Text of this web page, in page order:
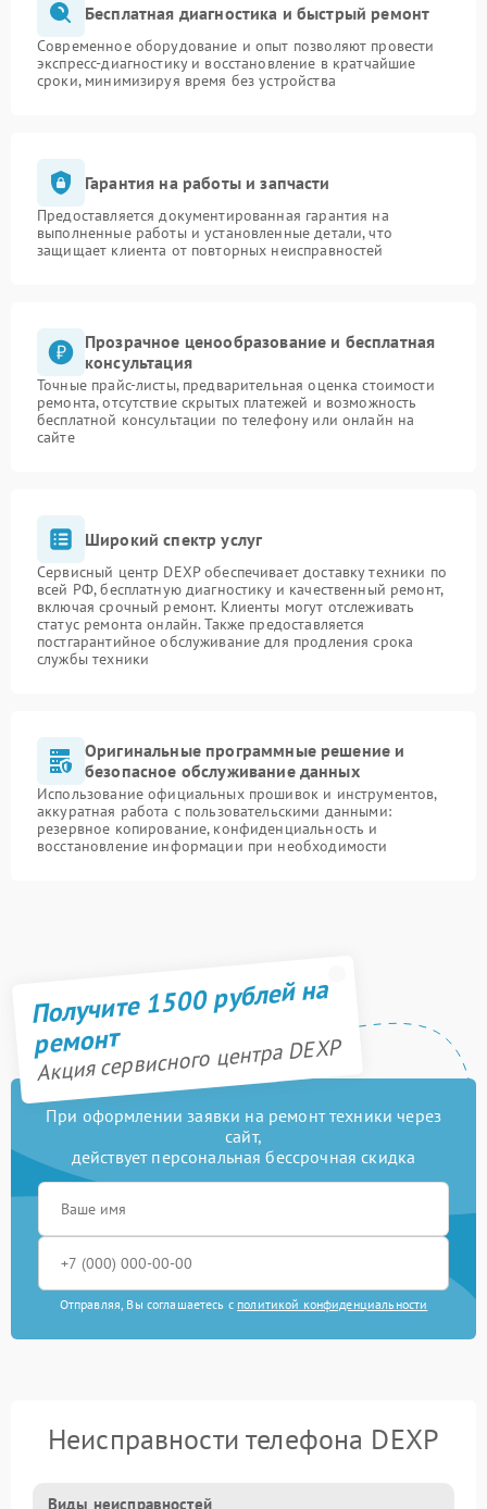
Бесплатная диагностика и быстрый ремонт
Современное оборудование и опыт позволяют провести
экспресс-диагностику и восстановление в кратчайшие
сроки, минимизируя время без устройства
Гарантия на работы и запчасти
Предоставляется документированная гарантия на
выполненные работы и установленные детали, что
защищает клиента от повторных неисправностей
Прозрачное ценообразование и бесплатная
консультация
Точные прайс-листы, предварительная оценка стоимости
ремонта, отсутствие скрытых платежей и возможность
бесплатной консультации по телефону или онлайн на
сайте
Широкий спектр услуг
Сервисный центр DEXP обеспечивает доставку техники по
всей РФ, бесплатную диагностику и качественный ремонт,
включая срочный ремонт. Клиенты могут отслеживать
статус ремонта онлайн. Также предоставляется
постгарантийное обслуживание для продления срока
службы техники
Оригинальные программные решение и
безопасное обслуживание данных
Использование официальных прошивок и инструментов,
аккуратная работа с пользовательскими данными:
резервное копирование, конфиденциальность и
восстановление информации при необходимости
Получите 1500 рублей на
ремонт
Акция сервисного центра DEXP
При оформлении заявки на ремонт техники через
сайт,
действует персональная бессрочная скидка
Отправляя, Вы соглашаетесь с политикой конфиденциальности
Неисправности телефона DEXP
Виды неисправностей